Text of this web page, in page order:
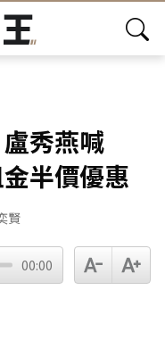
秀燕喊
金半價優惠
賢
00:00